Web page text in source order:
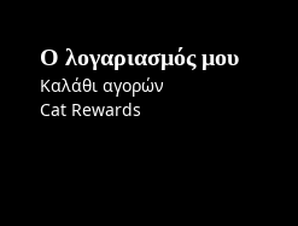
Ο λογαριασμός μου
Καλάθι αγορών
Cat Rewards